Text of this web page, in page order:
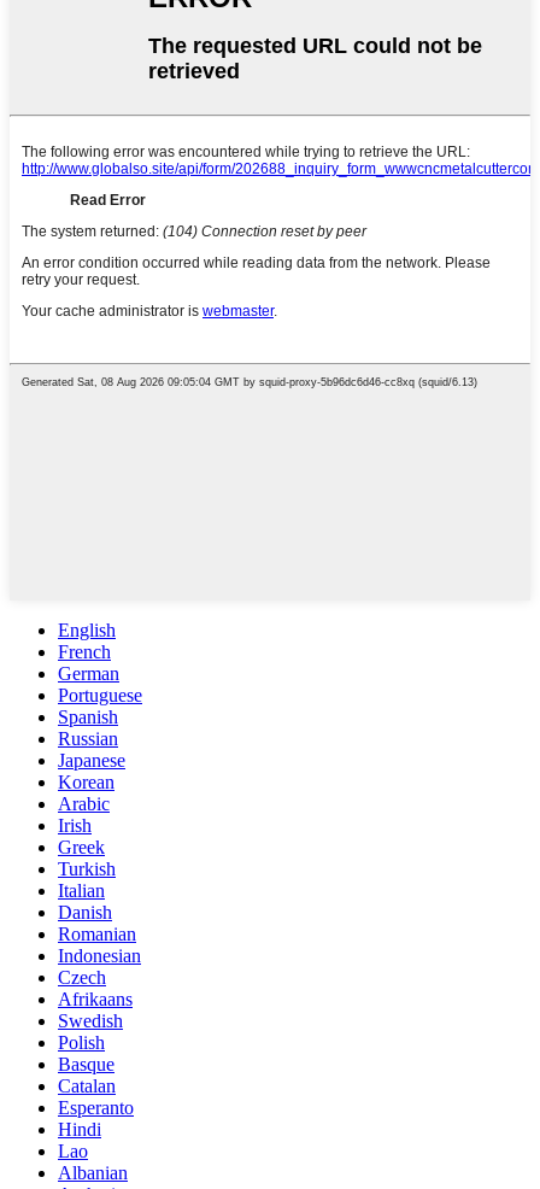
English
French
German
Portuguese
Spanish
Russian
Japanese
Korean
Arabic
Irish
Greek
Turkish
Italian
Danish
Romanian
Indonesian
Czech
Afrikaans
Swedish
Polish
Basque
Catalan
Esperanto
Hindi
Lao
Albanian